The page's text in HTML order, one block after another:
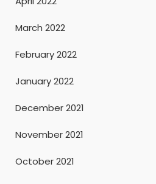
March 2022
February 2022
January 2022
December 2021
November 2021
October 2021